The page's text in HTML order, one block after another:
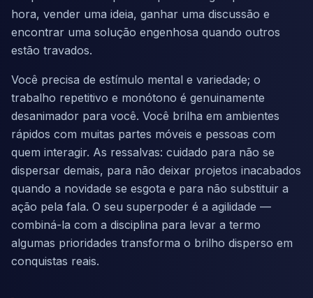
hora, vender uma ideia, ganhar uma discussão e
encontrar uma solução engenhosa quando outros
estão travados.
Você precisa de estímulo mental e variedade; o
trabalho repetitivo e monótono é genuinamente
desanimador para você. Você brilha em ambientes
rápidos com muitas partes móveis e pessoas com
quem interagir. As ressalvas: cuidado para não se
dispersar demais, para não deixar projetos inacabados
quando a novidade se esgota e para não substituir a
ação pela fala. O seu superpoder é a agilidade —
combiná-la com a disciplina para levar a termo
algumas prioridades transforma o brilho disperso em
conquistas reais.